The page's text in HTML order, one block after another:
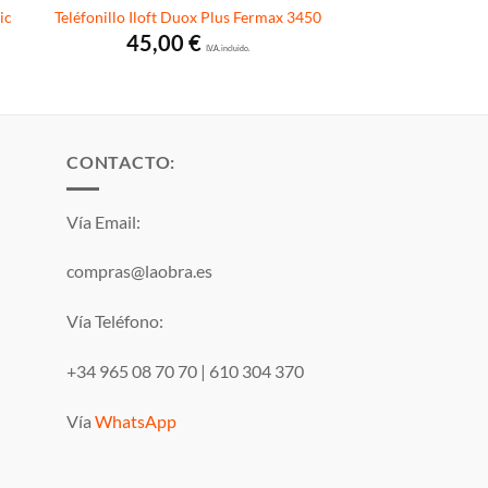
Teléfonillo Iloft Duox Plus Fermax 3450
45,00€ I.V.A. incluido.
CONTACTO:
Vía Email:
compras@laobra.es
Vía Teléfono:
+34 965 08 70 70 | 610 304 370
Vía WhatsApp